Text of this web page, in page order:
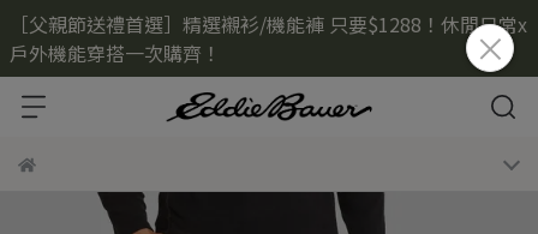
［父親節送禮首選］精選襯衫/機能褲 只要$1288！休閒日常x
戶外機能穿搭一次購齊！